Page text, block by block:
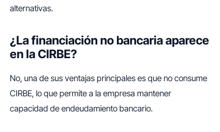
alternativas.
¿La financiación no bancaria aparece
en la CIRBE?
No, una de sus ventajas principales es que no consume
CIRBE, lo que permite a la empresa mantener
capacidad de endeudamiento bancario.